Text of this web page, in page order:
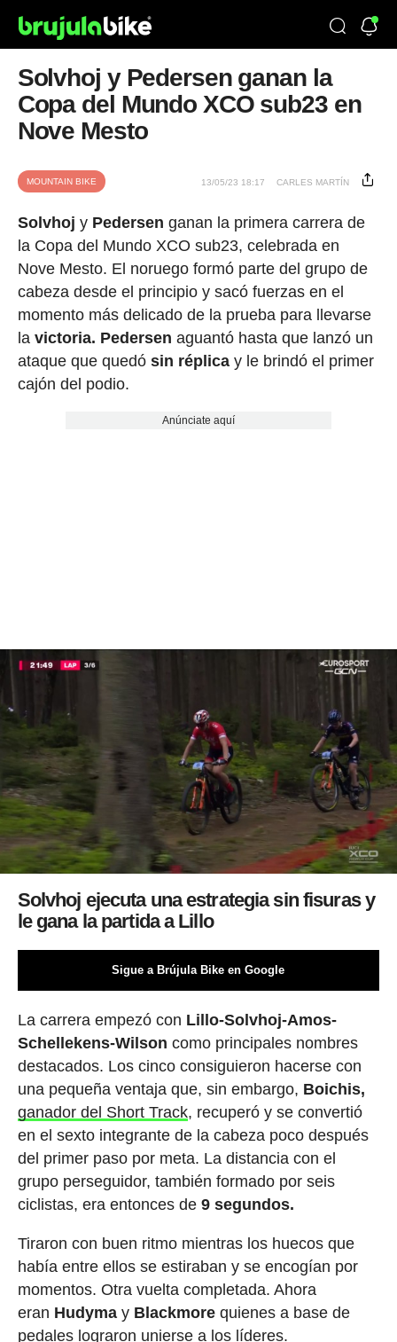
Solvhoj y Pedersen ganan la
Copa del Mundo XCO sub23 en
Nove Mesto
MOUNTAIN BIKE 13/05/23 18:17 CARLES MARTÍN
Solvhoj y Pedersen ganan la primera carrera de
la Copa del Mundo XCO sub23, celebrada en
Nove Mesto. El noruego formó parte del grupo de
cabeza desde el principio y sacó fuerzas en el
momento más delicado de la prueba para llevarse
la victoria. Pedersen aguantó hasta que lanzó un
ataque que quedó sin réplicay le brindó el primer
cajón del podio.
Anúnciate aquí
Solvhoj ejecuta una estrategia sin fisuras y
le gana la partida a Lillo
Sigue a Brújula Bike en Google
La carrera empezó con Lillo-Solvhoj-Amos-
Schellekens-Wilson como principales nombres
destacados. Los cinco consiguieron hacerse con
una pequeña ventaja que, sin embargo, Boichis,
ganador del Short Track, recuperó y se convertió
en el sexto integrante de la cabeza poco después
del primer paso por meta. La distancia con el
grupo perseguidor, también formado por seis
ciclistas, era entonces de 9 segundos.
Tiraron con buen ritmo mientras los huecos que
había entre ellos se estiraban y se encogían por
momentos. Otra vuelta completada. Ahora
eran Hudymay Blackmorequienes a base de
pedales lograron unierse a los líderes.